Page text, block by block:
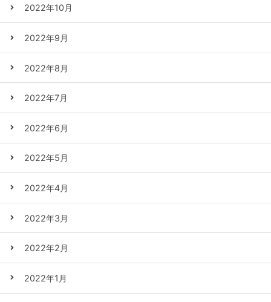
2022年10月
2022年9月
2022年8月
2022年7月
2022年6月
2022年5月
2022年4月
2022年3月
2022年2月
2022年1月